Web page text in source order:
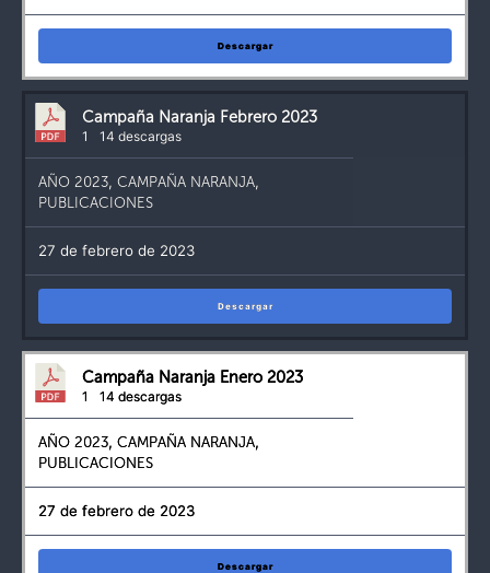
Descargar
Campaña Naranja Febrero 2023
1 14 descargas
AÑO 2023, CAMPAÑA NARANJA,
PUBLICACIONES
27 de febrero de 2023
Descargar
Campaña Naranja Enero 2023
1 14 descargas
AÑO 2023, CAMPAÑA NARANJA,
PUBLICACIONES
27 de febrero de 2023
Descargar